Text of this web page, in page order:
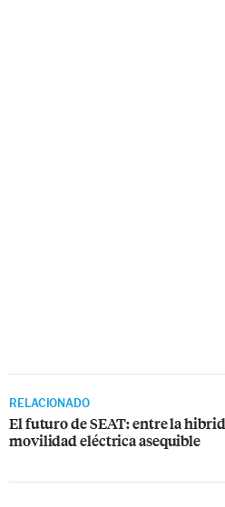
RELACIONADO
El futuro de SEAT: entre la
movilidad eléctrica asequible